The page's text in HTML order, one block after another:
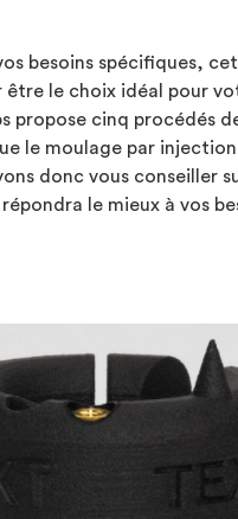
besoins spécifiques,
être le choix idéal pour
propose cinq procédés
le moulage par
donc vous conseiller
le mieux à vos